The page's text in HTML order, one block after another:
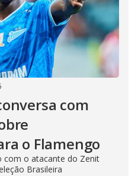
com
o Flamengo
com o atacante do Zenit
Brasileira